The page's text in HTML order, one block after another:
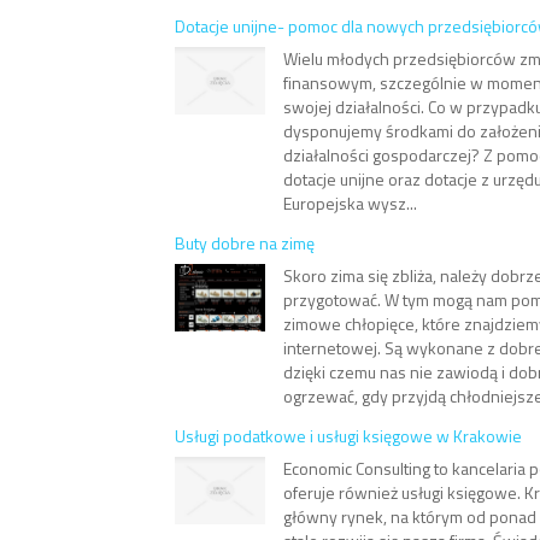
Dotacje unijne- pomoc dla nowych
Wielu młodych przedsiębiorców
finansowym, szczególnie w
swojej działalności. Co w
dysponujemy środkami do
działalności gospodarczej? Z
dotacje unijne oraz dotacje z
Europejska wysz...
Buty dobre na zimę
Skoro zima się zbliża, należy
przygotować. W tym mogą nam
zimowe chłopięce, które
internetowej. Są wykonane z
dzięki czemu nas nie zawiodą i
ogrzewać, gdy przyjdą
Usługi podatkowe i usługi księgowe w Krakowie
Economic Consulting to kancelaria
oferuje również usługi księgowe.
główny rynek, na którym od